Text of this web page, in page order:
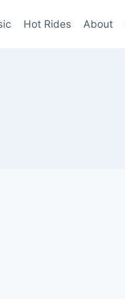
Hot Rides About